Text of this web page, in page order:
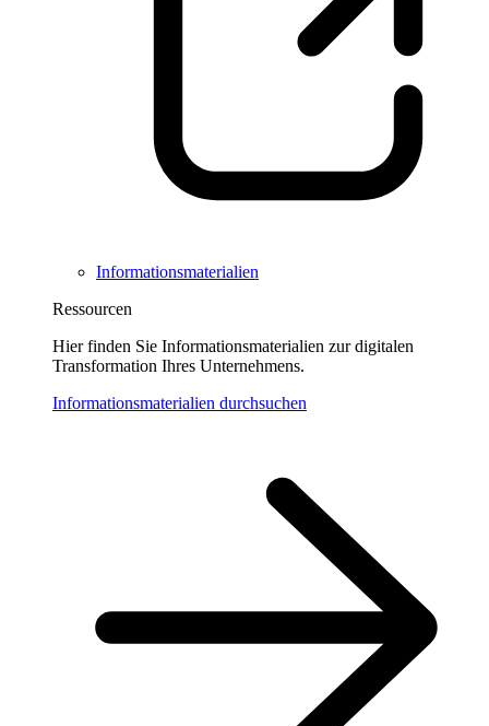
Informationsmaterialien
Ressourcen
Hier finden Sie Informationsmaterialien zur digitalen
Transformation Ihres Unternehmens.
Informationsmaterialien durchsuchen